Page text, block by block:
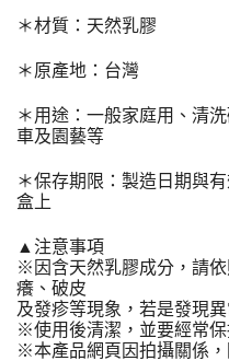
＊材質：天然乳膠
＊原產地：台灣
＊用途：一般家庭用、清
車及園藝等
＊保存期限：製造日期與
盒上
▲注意事項
※因含天然乳膠成分，請
癢、破皮
及發疹等現象，若是發現
※使用後清潔，並要經常
※本產品網頁因拍攝關係